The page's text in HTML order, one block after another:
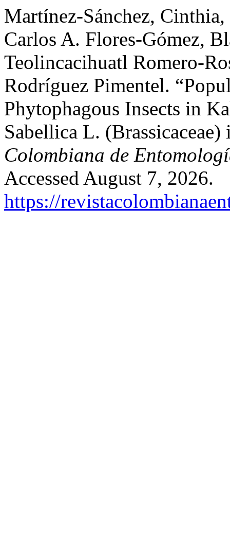
Martínez-Sánchez,
Carlos A. Flores-Gómez,
Teolincacihuatl Romero-
Rodríguez Pimentel.
Phytophagous Insects in
Sabellica L.
Colombiana de
Accessed August 7, 2026.
https://